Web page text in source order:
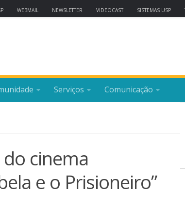
WEBMAIL NEWSLETTER VIDEOCAST SISTEMAS USP
Serviços Comunicação
do cinema
e o Prisioneiro”